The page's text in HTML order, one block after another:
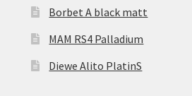
Borbet A black matt
MAM RS4 Palladium
Diewe Alito PlatinS